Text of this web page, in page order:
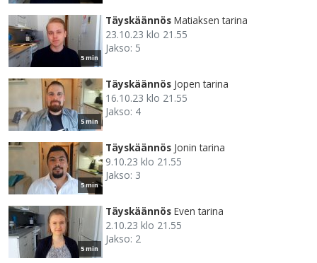
5 min
Täyskäännös Matiaksen tarina
23.10.23 klo 21.55
Jakso: 5
5 min
Täyskäännös Jopen tarina
16.10.23 klo 21.55
Jakso: 4
5 min
Täyskäännös Jonin tarina
9.10.23 klo 21.55
Jakso: 3
5 min
Täyskäännös Even tarina
2.10.23 klo 21.55
Jakso: 2